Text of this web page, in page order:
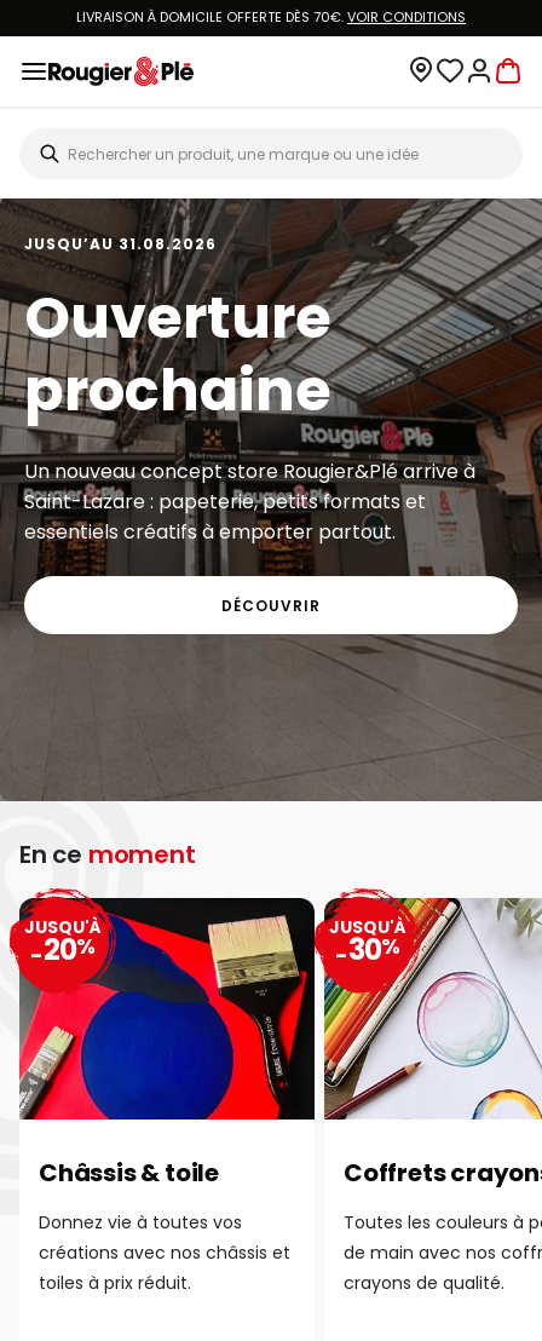
LIVRAISON À DOMICILE OFFERTE DÈS 70€.VOIR CONDITIONS
JUSQU’AU 31.08.2026
Ouverture
prochaine
Un nouveau concept store Rougier&Plé arrive à
Saint-Lazare : papeterie, petits formats et
essentiels créatifs à emporter partout.
DÉCOUVRIR
En ce moment
Châssis & toile
Donnez vie à toutes vos
créations avec nos châssis et
toiles à prix réduit.
JUSQU'À
-20%
Coffrets
Toutes les couleurs à
de main avec nos
crayons de qualité.
JUSQU'À
-30%